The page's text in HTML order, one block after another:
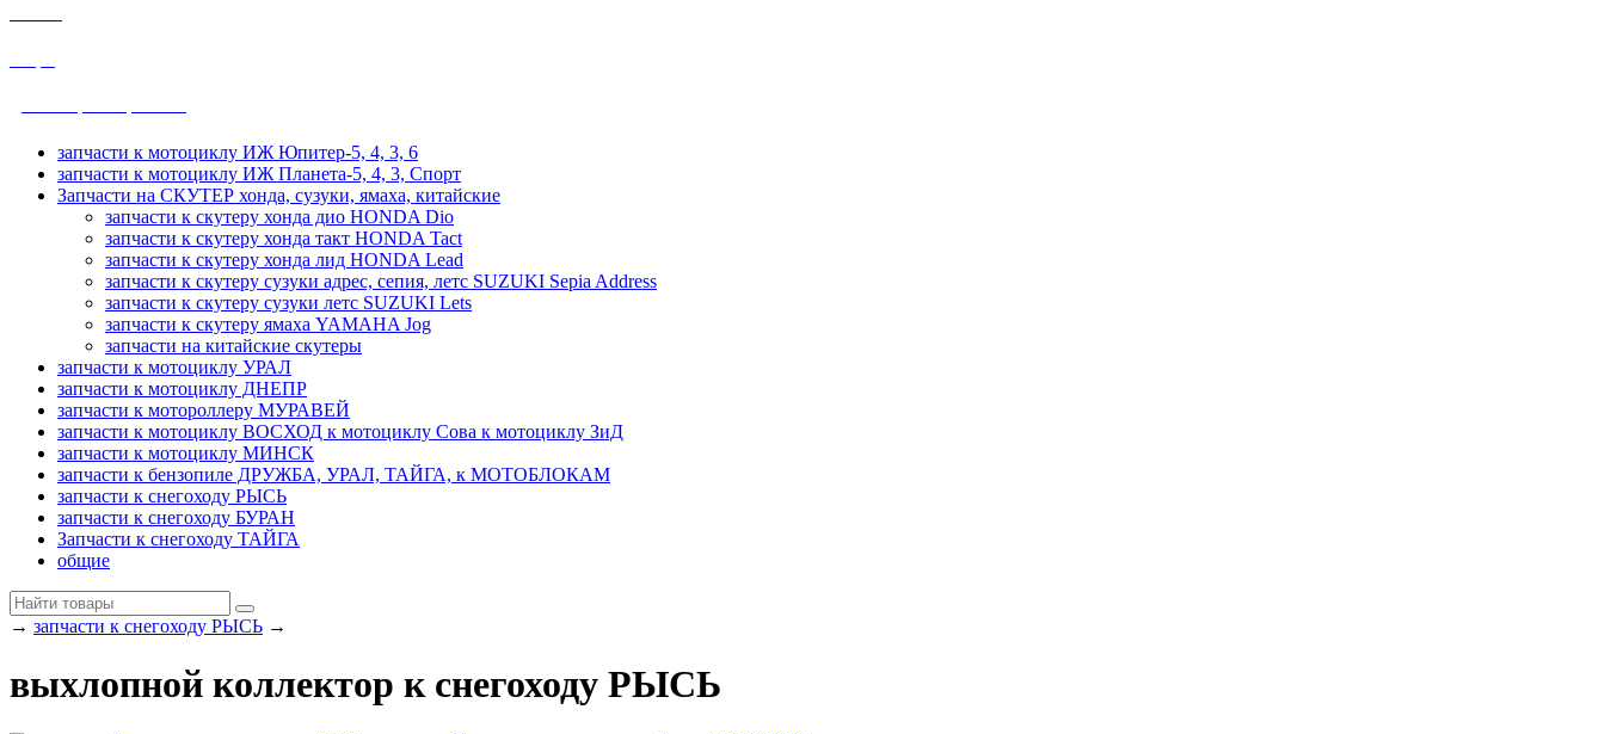
запчасти к мотоциклу ИЖ Юпитер-5, 4, 3, 6
запчасти к мотоциклу ИЖ Планета-5, 4, 3, Спорт
Запчасти на СКУТЕР хонда, сузуки, ямаха, китайские
запчасти к скутеру хонда дио HONDA Dio
запчасти к скутеру хонда такт HONDA Tact
запчасти к скутеру хонда лид HONDA Lead
запчасти к скутеру сузуки адрес, сепия, летс SUZUKI Sepia Address
запчасти к скутеру сузуки летс SUZUKI Lets
запчасти к скутеру ямаха YAMAHA Jog
запчасти на китайские скутеры
запчасти к мотоциклу УРАЛ
запчасти к мотоциклу ДНЕПР
запчасти к мотороллеру МУРАВЕЙ
запчасти к мотоциклу ВОСХОД к мотоциклу Сова к мотоциклу ЗиД
запчасти к мотоциклу МИНСК
запчасти к бензопиле ДРУЖБА, УРАЛ, ТАЙГА, к МОТОБЛОКАМ
запчасти к снегоходу РЫСЬ
запчасти к снегоходу БУРАН
Запчасти к снегоходу ТАЙГА
общие
→ запчасти к снегоходу РЫСЬ →
выхлопной коллектор к снегоходу РЫСЬ